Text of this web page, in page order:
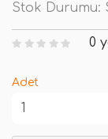
Stok Durumu:
0
Adet